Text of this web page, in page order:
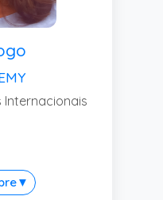
Internacionais
▼